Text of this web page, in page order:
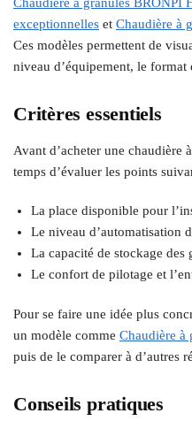
exceptionnelles et Chaudière à
Ces modèles permettent de
niveau d’équipement, le format
Critères essentiels
Avant d’acheter une chaudière
temps d’évaluer les points
La place disponible pour
Le niveau d’automatisation
La capacité de stockage des
Le confort de pilotage et
Pour se faire une idée plus
un modèle comme Chaudière à
puis de le comparer à d’autres
Conseils pratiques